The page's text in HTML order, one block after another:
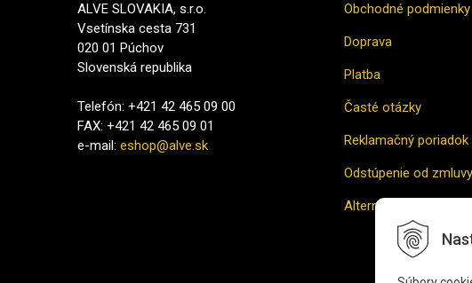
ALVE SLOVAKIA, s.r.o.
Vsetínska cesta 731
020 01 Púchov
Slovenská republika
Telefón: +421 42 465 09 00
FAX: +421 42 465 09 01
e-mail: eshop@alve.sk
Obchodné podmienky
Doprava
Platba
Časté otázky
Reklamačný
Odstúpenie od zmluvy
Alternatívne riešenie